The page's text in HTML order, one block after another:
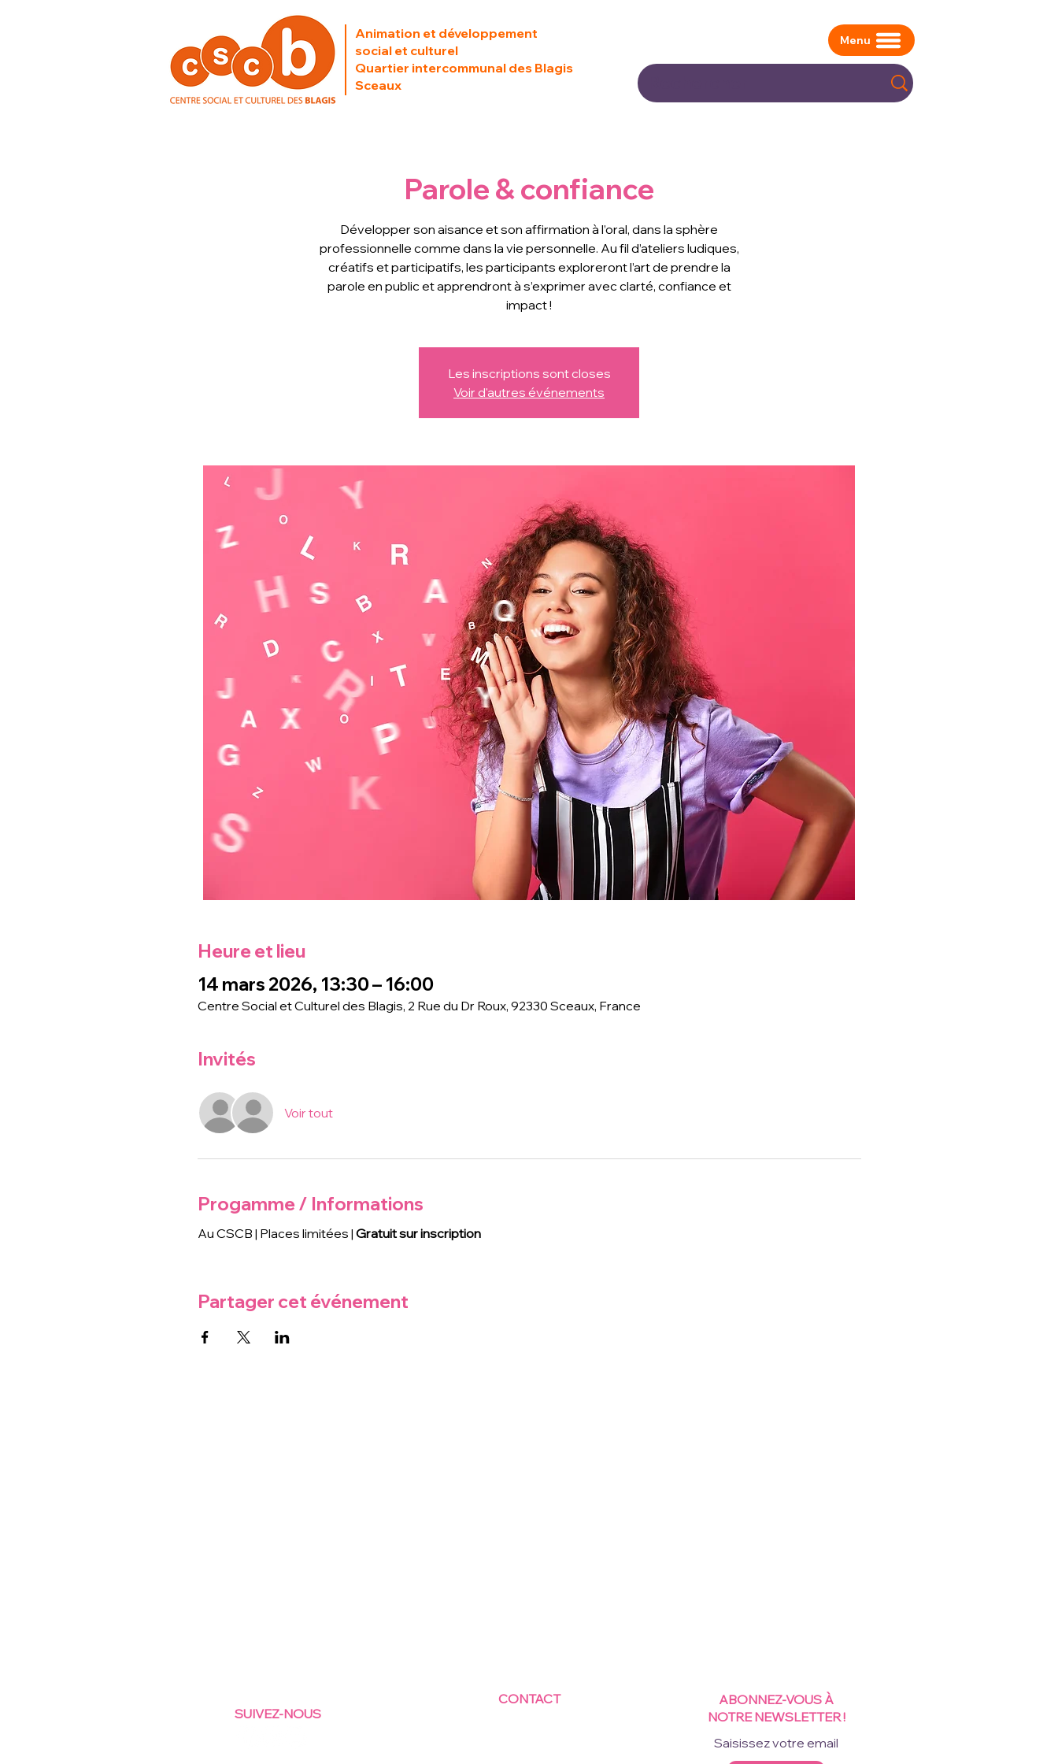
Animation et développement
social et culturel
Quartier intercommunal des Blagis
Sceaux
Menu
Parole & confiance
Développer son aisance et son affirmation à l’oral, dans la sphère
professionnelle comme dans la vie personnelle. Au fil d’ateliers ludiques,
créatifs et participatifs, les participants exploreront l’art de prendre la
parole en public et apprendront à s’exprimer avec clarté, confiance et
impact !
Les inscriptions sont closes
Voir d'autres événements
Heure et lieu
14 mars 2026, 13:30 – 16:00
Centre Social et Culturel des Blagis, 2 Rue du Dr Roux, 92330 Sceaux, France
Invités
Voir tout
Progamme / Informations
Au CSCB | Places limitées | Gratuit sur inscription
Partager cet événement
SUIVEZ-NOUS
CONTACT
ABONNEZ-VOUS À
NOTRE NEWSLETTER !